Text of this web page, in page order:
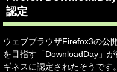
認定
ウェブブラウザFirefox3の公
を目指す「DownloadDay」
ギネスに認定されたそうです。